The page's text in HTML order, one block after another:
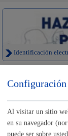
Identificación
Sede
Configuración
Al visitar un sitio
en su navegador
puede ser sobre